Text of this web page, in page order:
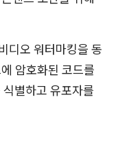
디오 워터마킹을 동
암호화된 코드를
별하고 유포자를